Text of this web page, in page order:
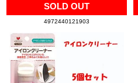
SOLD OUT
4972440121903